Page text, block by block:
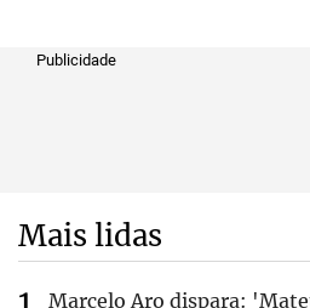
Publicidade
Mais lidas
Marcelo Aro dispara: